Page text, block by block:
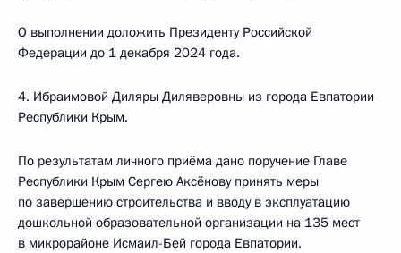
О выполнении доложить Президенту Российской
Федерации до 1 декабря 2024 года.
4. Ибраимовой Диляры Диляверовны из города Евпатории
Республики Крым.
По результатам личного приёма дано поручение Главе
Республики Крым Сергею Аксёнову принять меры
по завершению строительства и вводу в эксплуатацию
дошкольной образовательной организации на 135 мест
в микрорайоне Исмаил-Бей города Евпатории.